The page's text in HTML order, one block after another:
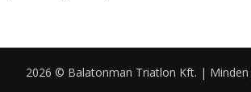
2026 © Balatonman Triatlon Kft. |